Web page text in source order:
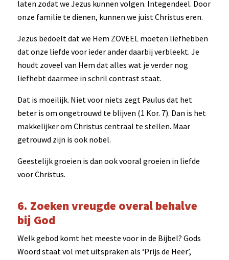
laten zodat we Jezus kunnen volgen. Integendeel. Door
onze familie te dienen, kunnen we juist Christus eren.
Jezus bedoelt dat we Hem ZOVEEL moeten liefhebben
dat onze liefde voor ieder ander daarbij verbleekt. Je
houdt zoveel van Hem dat alles wat je verder nog
liefhebt daarmee in schril contrast staat.
Dat is moeilijk. Niet voor niets zegt Paulus dat het
beter is om ongetrouwd te blijven (1 Kor. 7). Dan is het
makkelijker om Christus centraal te stellen. Maar
getrouwd zijn is ook nobel.
Geestelijk groeien is dan ook vooral groeien in liefde
voor Christus.
6. Zoeken vreugde overal behalve
bij God
Welk gebod komt het meeste voor in de Bijbel? Gods
Woord staat vol met uitspraken als ‘Prijs de Heer’,